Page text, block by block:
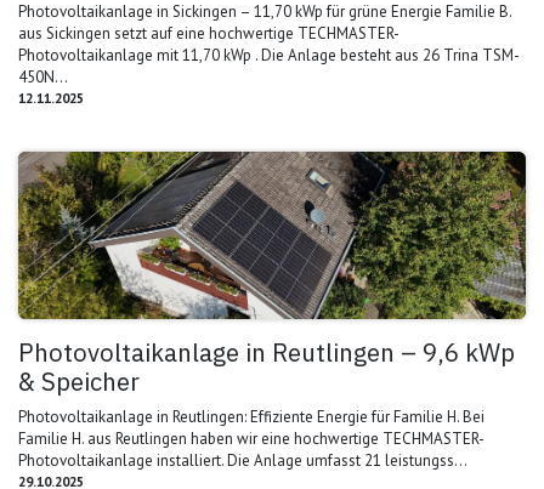
Photovoltaikanlage in Sickingen – 11,70 kWp für grüne Energie Familie B.
aus Sickingen setzt auf eine hochwertige TECHMASTER-
Photovoltaikanlage mit 11,70 kWp . Die Anlage besteht aus 26 Trina TSM-
450N...
12.11.2025
Photovoltaikanlage in Reutlingen – 9,6 kWp
& Speicher
Photovoltaikanlage in Reutlingen: Effiziente Energie für Familie H. Bei
Familie H. aus Reutlingen haben wir eine hochwertige TECHMASTER-
Photovoltaikanlage installiert. Die Anlage umfasst 21 leistungss...
29.10.2025